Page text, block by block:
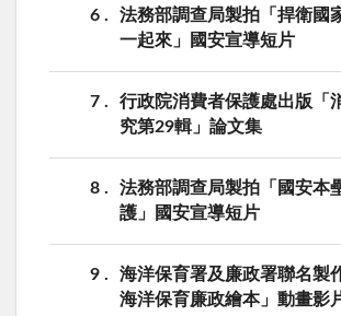
6
法務部調查局製拍「捍衛國
一起來」國安宣導短片
7
行政院消費者保護處出版「
究第29輯」論文集
8
法務部調查局製拍「國安本
護」國安宣導短片
9
海洋保育署及廉政署聯名製
海洋保育廉政繪本」動畫影